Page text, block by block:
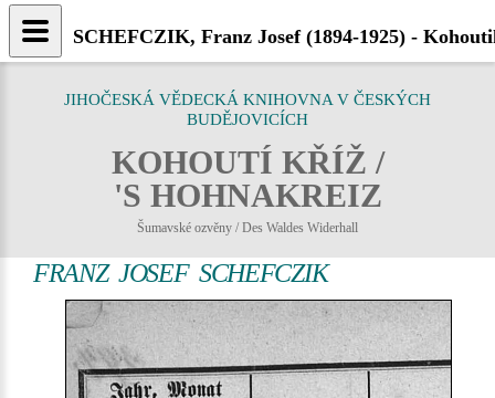
JIHOČESKÁ VĚDECKÁ KNIHOVNA V ČESKÝCH
BUDĚJOVICÍCH
KOHOUTÍ KŘÍŽ /
'S HOHNAKREIZ
Šumavské ozvěny / Des Waldes Widerhall
FRANZ JOSEF SCHEFCZIK
SCHEFCZIK, Franz Josef (1894-1925) -